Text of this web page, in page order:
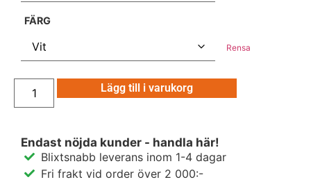
FÄRG
Rensa
Lägg till i varukorg
Endast nöjda kunder - handla här!
Blixtsnabb leverans inom 1-4 dagar
Fri frakt vid order över 2 000:-